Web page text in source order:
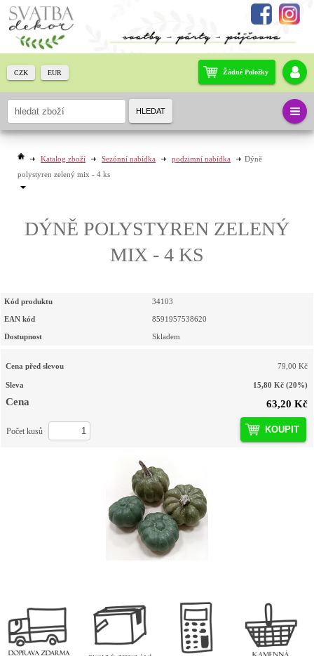
Katalog zboží Sezónní nabídka podzimní nabídka
Dýně
polystyren zelený mix - 4 ks
DÝNĚ POLYSTYREN ZELENÝ
MIX - 4 KS
Kód produktu 34103
EAN kód 8591957538620
Dostupnost Skladem
Cena před slevou 79,00 Kč
Sleva 15,80 Kč (20%)
Cena 63,20 Kč
KOUPIT
Počet kusů
Žádné Položky
CZK EUR
HLEDAT